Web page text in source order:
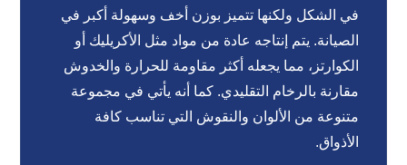
في الشكل ولكنها تتميز بوزن أخف وسهولة أكبر في
الصيانة. يتم إنتاجه عادة من مواد مثل الأكريليك أو
الكوارتز، مما يجعله أكثر مقاومة للحرارة والخدوش
مقارنة بالرخام التقليدي. كما أنه يأتي في مجموعة
متنوعة من الألوان والنقوش التي تناسب كافة
الأذواق.